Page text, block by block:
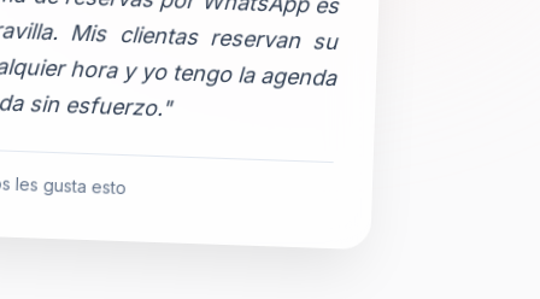
sin esfuerzo."
les gusta esto